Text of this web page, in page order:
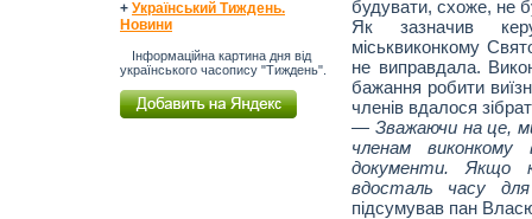
+ Український Тиждень.
Новини
Інформаційна картина дня від
українського часопису "Тиждень".
будувати, схоже, не
Як зазначив
міськвиконкому
не виправдала.
бажання робити
членів вдалося
— Зважаючи на це,
членам виконкому
документи. Якщо
вдосталь часу
підсумував пан